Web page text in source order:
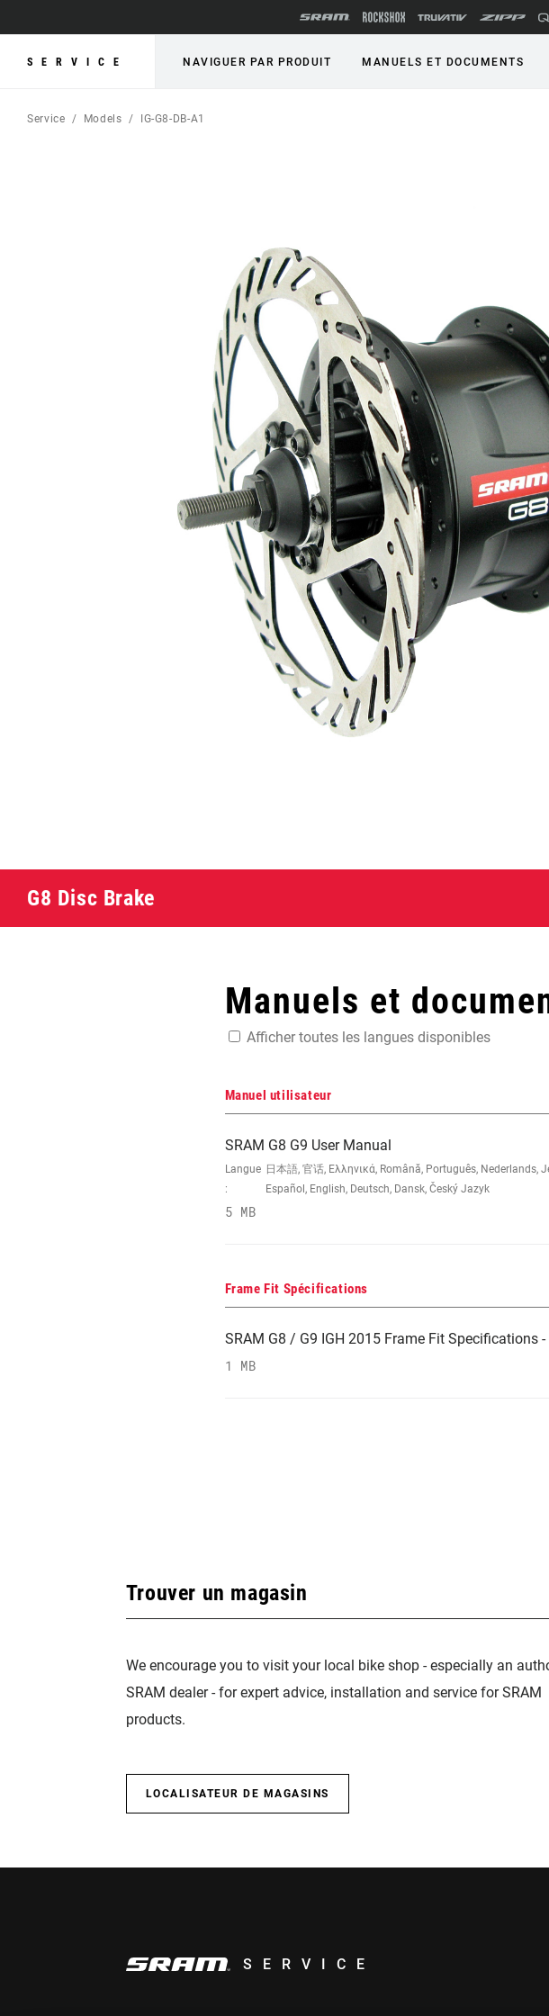
SERVICE NAVIGUER PAR PRODUIT MANUELS ET DOCUMENTS
Service Models IG-G8-DB-A1
G8 Disc Brake
Manuels et
Afficher toutes les langues disponibles
Manuel utilisateur
SRAM G8 G9 User Manual
Langue
:
日本語, 官话, Ελληνικά, Română, Português, Nederlands,
Español, English, Deutsch, Dansk, Český Jazyk
5 MB
Frame Fit Spécifications
SRAM G8 / G9 IGH 2015 Frame Fit Specifications -
1 MB
Trouver un magasin
We encourage you to visit your local bike shop - especially an
SRAM dealer - for expert advice, installation and service for SRAM
products.
LOCALISATEUR DE MAGASINS
SERVICE